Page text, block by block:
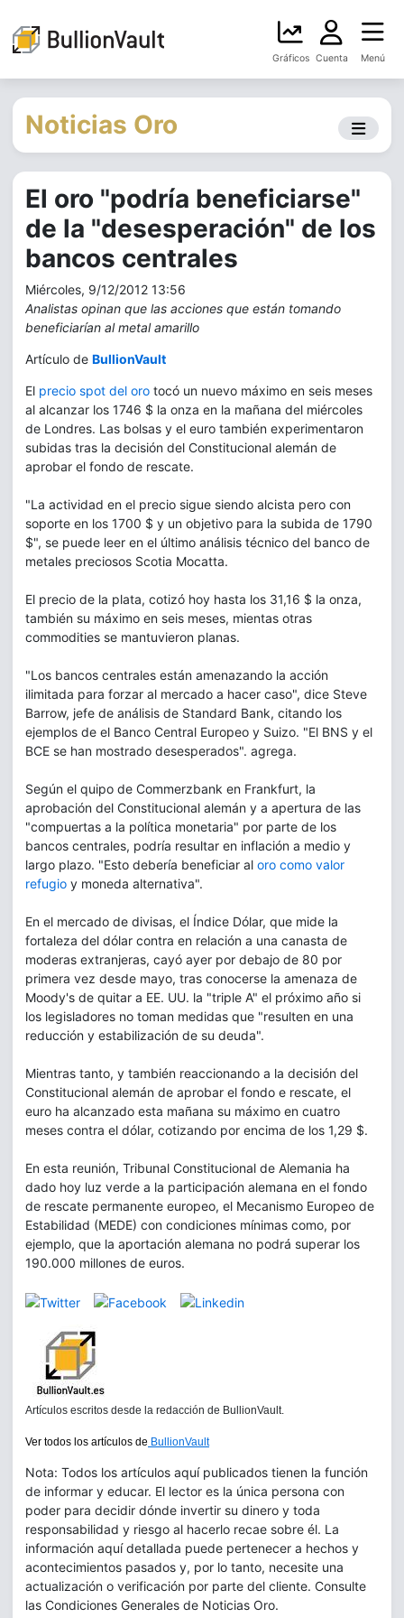
Gráficos Cuenta Menú
Noticias Oro
El oro "podría beneficiarse"
de la "desesperación" de los
bancos centrales
Miércoles, 9/12/2012 13:56
Analistas opinan que las acciones que están tomando
beneficiarían al metal amarillo
Artículo de BullionVault
El precio spot del oro tocó un nuevo máximo en seis meses
al alcanzar los 1746 $ la onza en la mañana del miércoles
de Londres. Las bolsas y el euro también experimentaron
subidas tras la decisión del Constitucional alemán de
aprobar el fondo de rescate.
"La actividad en el precio sigue siendo alcista pero con
soporte en los 1700 $ y un objetivo para la subida de 1790
$", se puede leer en el último análisis técnico del banco de
metales preciosos Scotia Mocatta.
El precio de la plata, cotizó hoy hasta los 31,16 $ la onza,
también su máximo en seis meses, mientas otras
commodities se mantuvieron planas.
"Los bancos centrales están amenazando la acción
ilimitada para forzar al mercado a hacer caso", dice Steve
Barrow, jefe de análisis de Standard Bank, citando los
ejemplos de el Banco Central Europeo y Suizo. "El BNS y el
BCE se han mostrado desesperados". agrega.
Según el quipo de Commerzbank en Frankfurt, la
aprobación del Constitucional alemán y a apertura de las
"compuertas a la política monetaria" por parte de los
bancos centrales, podría resultar en inflación a medio y
largo plazo. "Esto debería beneficiar al oro como valor
refugio y moneda alternativa".
En el mercado de divisas, el Índice Dólar, que mide la
fortaleza del dólar contra en relación a una canasta de
moderas extranjeras, cayó ayer por debajo de 80 por
primera vez desde mayo, tras conocerse la amenaza de
Moody's de quitar a EE. UU. la "triple A" el próximo año si
los legisladores no toman medidas que "resulten en una
reducción y estabilización de su deuda".
Mientras tanto, y también reaccionando a la decisión del
Constitucional alemán de aprobar el fondo e rescate, el
euro ha alcanzado esta mañana su máximo en cuatro
meses contra el dólar, cotizando por encima de los 1,29 $.
En esta reunión, Tribunal Constitucional de Alemania ha
dado hoy luz verde a la participación alemana en el fondo
de rescate permanente europeo, el Mecanismo Europeo de
Estabilidad (MEDE) con condiciones mínimas como, por
ejemplo, que la aportación alemana no podrá superar los
190.000 millones de euros.
Artículos escritos desde la redacción de BullionVault.
Ver todos los artículos de BullionVault
Nota: Todos los artículos aquí publicados tienen la función
de informar y educar. El lector es la única persona con
poder para decidir dónde invertir su dinero y toda
responsabilidad y riesgo al hacerlo recae sobre él. La
información aquí detallada puede pertenecer a hechos y
acontecimientos pasados y, por lo tanto, necesite una
actualización o verificación por parte del cliente. Consulte
las Condiciones Generales de Noticias Oro.